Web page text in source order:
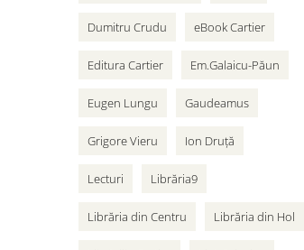
Dumitru Crudu eBook Cartier
Editura Cartier Em.Galaicu-Păun
Eugen Lungu Gaudeamus
Grigore Vieru Ion Druță
Lecturi Librăria9
Librăria din Centru Librăria din Hol